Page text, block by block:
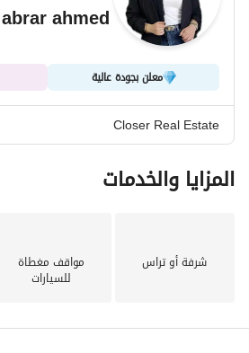
abrar ahmed
معلن بجودة عالية
Closer Real Estate
المزايا والخدمات
شرفة أو تراس مواقف مغطاة
للسيارات